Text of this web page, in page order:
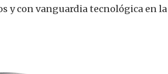
y con vanguardia tecnológica en la